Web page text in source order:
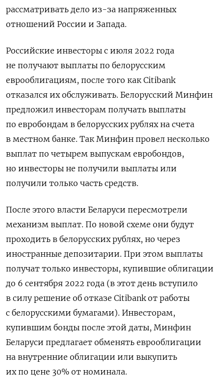
рассматривать дело из-за напряженных
отношений России и Запада.
Российские инвесторы с июля 2022 года
не получают выплаты по белорусским
еврооблигациям, после того как Citibank
отказался их обслуживать. Белорусский Минфин
предложил инвесторам получать выплаты
по евробондам в белорусских рублях на счета
в местном банке. Так Минфин провел несколько
выплат по четырем выпускам евробондов,
но инвесторы не получили выплаты или
получили только часть средств.
После этого власти Беларуси пересмотрели
механизм выплат. По новой схеме они будут
проходить в белорусских рублях, но через
иностранные депозитарии. При этом выплаты
получат только инвесторы, купившие облигации
до 6 сентября 2022 года (в этот день вступило
в силу решение об отказе Citibank от работы
с белорусскими бумагами). Инвесторам,
купившим бонды после этой даты, Минфин
Беларуси предлагает обменять еврооблигации
на внутренние облигации или выкупить
их по цене 30% от номинала.